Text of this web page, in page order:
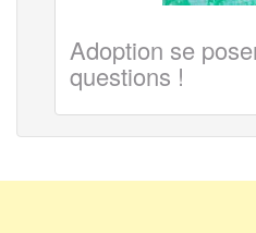
Adoption se
questions !